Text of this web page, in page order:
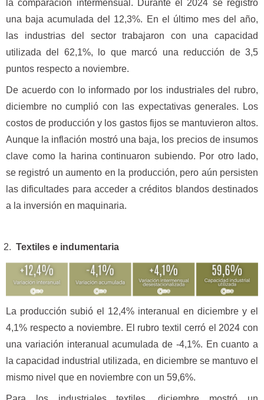
la comparación intermensual. Durante el 2024 se registró
una baja acumulada del 12,3%. En el último mes del año,
las industrias del sector trabajaron con una capacidad
utilizada del 62,1%, lo que marcó una reducción de 3,5
puntos respecto a noviembre.
De acuerdo con lo informado por los industriales del rubro,
diciembre no cumplió con las expectativas generales. Los
costos de producción y los gastos fijos se mantuvieron altos.
Aunque la inflación mostró una baja, los precios de insumos
clave como la harina continuaron subiendo. Por otro lado,
se registró un aumento en la producción, pero aún persisten
las dificultades para acceder a créditos blandos destinados
a la inversión en maquinaria.
Textiles e indumentaria
La producción subió el 12,4% interanual en diciembre y el
4,1% respecto a noviembre. El rubro textil cerró el 2024 con
una variación interanual acumulada de -4,1%. En cuanto a
la capacidad industrial utilizada, en diciembre se mantuvo el
mismo nivel que en noviembre con un 59,6%.